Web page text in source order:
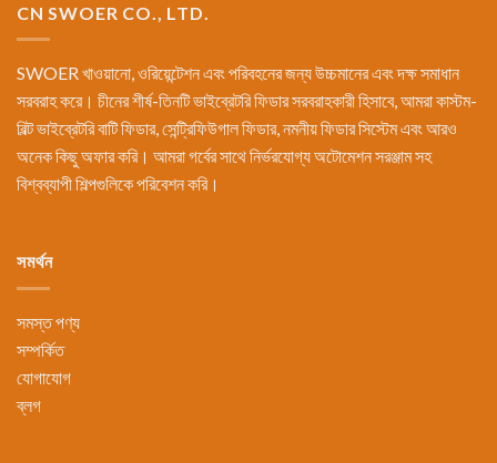
CN SWOER CO., LTD.
SWOER খাওয়ানো, ওরিয়েন্টেশন এবং পরিবহনের জন্য উচ্চমানের এবং দক্ষ সমাধান
সরবরাহ করে। চীনের শীর্ষ-তিনটি ভাইব্রেটরি ফিডার সরবরাহকারী হিসাবে, আমরা কাস্টম-
বিল্ট ভাইব্রেটরি বাটি ফিডার, সেন্ট্রিফিউগাল ফিডার, নমনীয় ফিডার সিস্টেম এবং আরও
অনেক কিছু অফার করি। আমরা গর্বের সাথে নির্ভরযোগ্য অটোমেশন সরঞ্জাম সহ
বিশ্বব্যাপী শিল্পগুলিকে পরিবেশন করি।
সমর্থন
সমস্ত পণ্য
সম্পর্কিত
যোগাযোগ
ব্লগ